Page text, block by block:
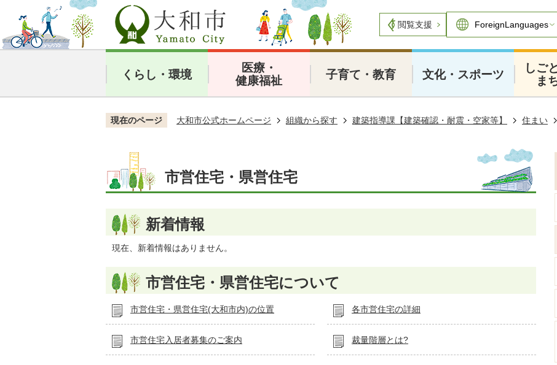
閲覧支援
くらし・環境
医療・
健康福祉
子育て・教育 文化・スポーツ
しご
ま
現在のページ 大和市公式ホームページ 組織から探す 建築指導課【建築確認・耐震・空家等】 住まい
市営住宅・県営住宅
新着情報
現在、新着情報はありません。
市営住宅・県営住宅について
市営住宅・県営住宅(大和市内)の位置 各市営住宅の詳細
市営住宅入居者募集のご案内 裁量階層とは?